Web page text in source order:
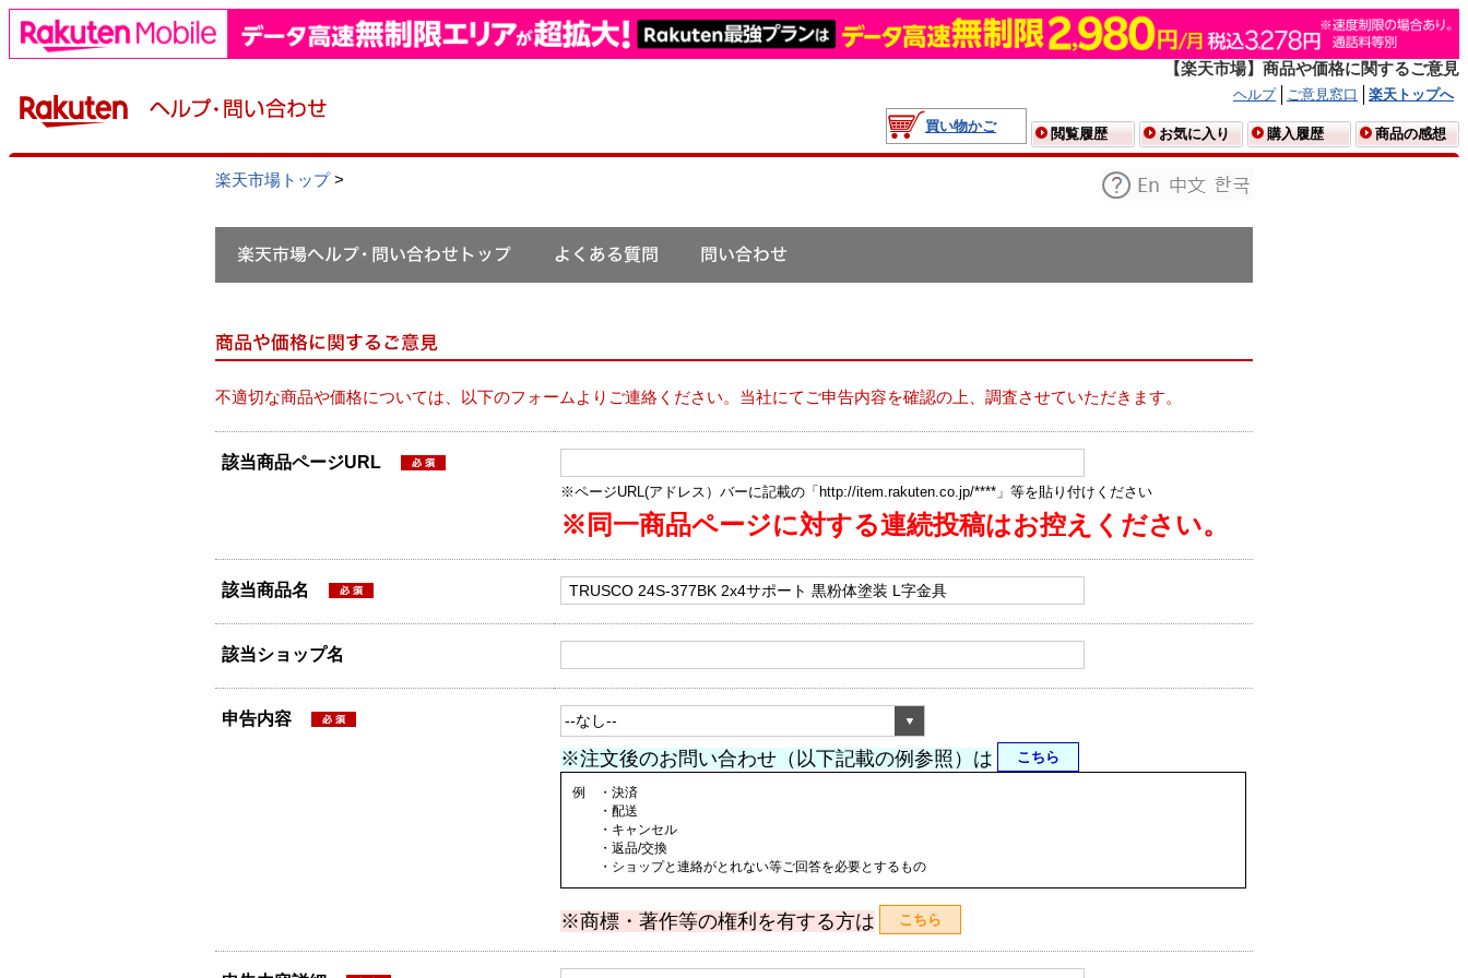
【楽天市場】商品や価格に関するご意見
ヘルプ ご意見窓口
楽天トップへ
買い物かご
閲覧履歴 お気に入り 購入履歴 商品の感想
楽天市場トップ>
不適切な商品や価格については、以下のフォームよりご連絡ください。当社にてご申告内容を確認の上、調査させていただきます。
該当商品ページURL
※ページURL(アドレス）バーに記載の「http://item.rakuten.co.jp/****」等を貼り付けください
※同一商品ページに対する連続投稿はお控えください。
該当商品名
該当ショップ名
申告内容
※注文後のお問い合わせ（以下記載の例参照）は こちら
例 ・決済
・配送
・キャンセル
・返品/交換
・ショップと連絡がとれない等ご回答を必要とするもの
※商標・著作等の権利を有する方は こちら